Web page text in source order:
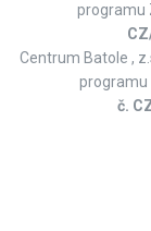
programu
Centrum Batole ,
č.